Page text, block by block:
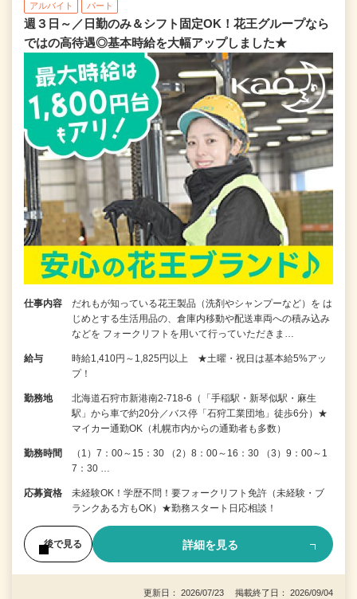
アルバイト パート
週３日～／日勤のみ＆シフト固定OK！花王グループなら
ではの高待遇◎基本時給を大幅アップしました★
仕事内容
だれもが知っている花王製品（洗剤やシャンプーなど）を は
じめとする生活用品の、倉庫内移動や配送車両への積み込み
などを フォークリフトを用いて行っていただきま…
給与
時給1,410円～1,825円以上 ★土曜・祝日は基本給5%アッ
プ！
勤務地
北海道石狩市新港南2-718-6（「手稲駅・新琴似駅・麻生
駅」から車で約20分／バス停「石狩工業団地」徒歩6分）★
マイカー通勤OK（札幌市内からの通勤者も多数）
勤務時間
（1）7：00～15：30 （2）8：00～16：30 （3）9：00～1
7：30 …
応募資格
未経験OK！学歴不問！要フォークリフト免許（未経験・ブ
ランクある方もOK）★勤務スタート日応相談！
後で見る 詳細を見る
更新日： 2026/07/23 掲載終了日： 2026/09/04